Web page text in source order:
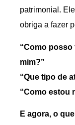
patrimonial.
obriga a fazer
“Como
mim?”
“Que tipo de
“Como estou
E agora, o